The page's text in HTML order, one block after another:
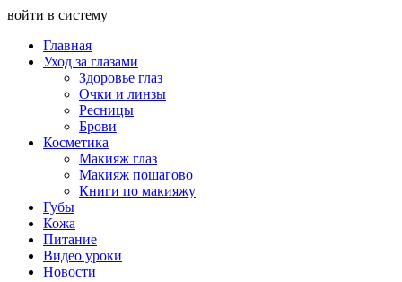
войти в систему
Главная
Уход за глазами
Здоровье глаз
Очки и линзы
Ресницы
Брови
Косметика
Макияж глаз
Макияж пошагово
Книги по макияжу
Губы
Кожа
Питание
Видео уроки
Новости